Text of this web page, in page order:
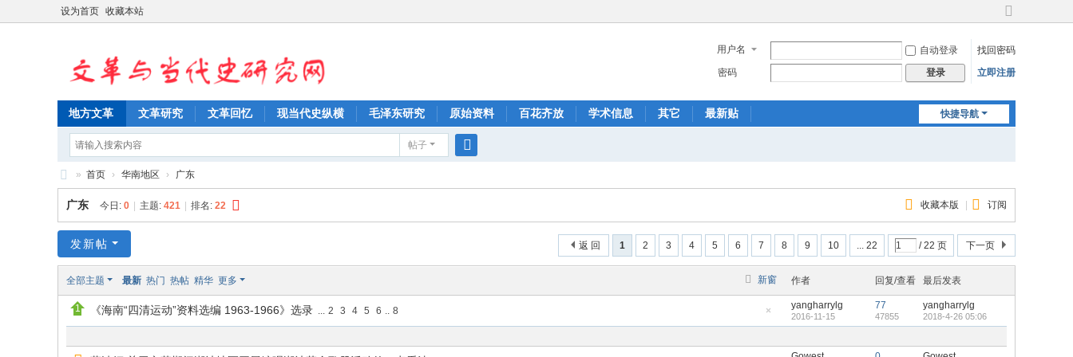
设为首页 收藏本站
切
到
宽
用户名 自动登录
找回密码
密码
登录 立即注册
快捷导航
地方文革 文革研究 文革回忆 现当代史纵横 毛泽东研究 原始资料 百花齐放 学术信息 其它 最新贴
帖子
索
文
革
当
» 首页 › 华南地区 › 广东
收藏本版 订阅
广东 今日: 0 主题: 421 排名: 22
1 2 3 4 5 6 7 8 9 10 ... 22 / 22 页 下一页
返 回
发新帖
新窗
全部主题 最新 热门 热帖 精华 更多 作者 回复/查看 最后发表
藏
顶
《海南“四清运动”资料选编 1963-1966》选录 ... 2 3 4 5 6 .. 8 yangharrylg
2016-11-15
77
47855
yangharrylg
2018-4-26 05:06